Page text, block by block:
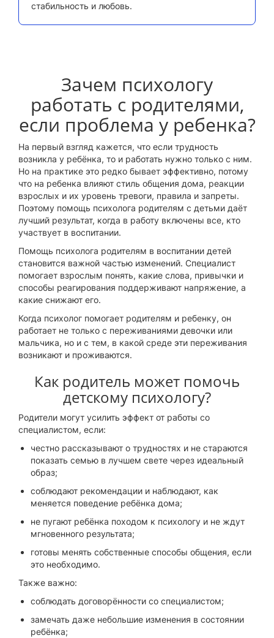
стабильность и любовь.
Зачем психологу
работать с родителями,
если проблема у ребенка?
На первый взгляд кажется, что если трудность
возникла у ребёнка, то и работать нужно только с ним.
Но на практике это редко бывает эффективно, потому
что на ребенка влияют стиль общения дома, реакции
взрослых и их уровень тревоги, правила и запреты.
Поэтому помощь психолога родителям с детьми даёт
лучший результат, когда в работу включены все, кто
участвует в воспитании.
Помощь психолога родителям в воспитании детей
становится важной частью изменений. Специалист
помогает взрослым понять, какие слова, привычки и
способы реагирования поддерживают напряжение, а
какие снижают его.
Когда психолог помогает родителям и ребенку, он
работает не только с переживаниями девочки или
мальчика, но и с тем, в какой среде эти переживания
возникают и проживаются.
Как родитель может помочь
детскому психологу?
Родители могут усилить эффект от работы со
специалистом, если:
честно рассказывают о трудностях и не стараются
показать семью в лучшем свете через идеальный
образ;
соблюдают рекомендации и наблюдают, как
меняется поведение ребёнка дома;
не пугают ребёнка походом к психологу и не ждут
мгновенного результата;
готовы менять собственные способы общения, если
это необходимо.
Также важно:
соблюдать договорённости со специалистом;
замечать даже небольшие изменения в состоянии
ребёнка;